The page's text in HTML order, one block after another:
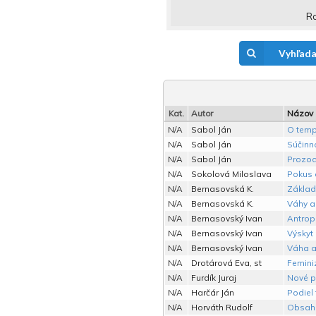
Kat. Autor
Názov
N/A
Sabol Ján
O
N/A
Sabol Ján
N/A
Sabol Ján
N/A
Sokolová Miloslava
Pokus
N/A
Bernasovská K.
N/A
Bernasovská K.
Váhy
N/A
Bernasovský Ivan
N/A
Bernasovský Ivan
Výskyt
N/A
Bernasovský Ivan
Váha
N/A
Drotárová Eva, st
N/A
Furdík Juraj
Nové
N/A
Harčár Ján
Podiel
N/A
Horváth Rudolf